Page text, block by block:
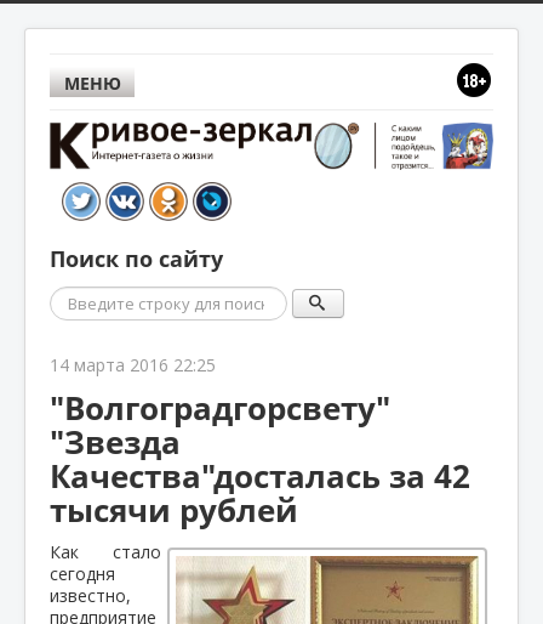
МЕНЮ
Поиск по сайту
Поиск
14 марта 2016 22:25
"Волгоградгорсвету"
"Звезда
Качества"досталась за 42
тысячи рублей
Как стало
сегодня
известно,
предприятие